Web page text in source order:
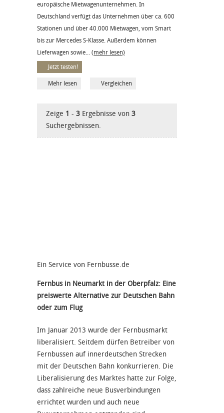
europäische Mietwagenunternehmen. In
Deutschland verfügt das Unternehmen über ca. 600
Stationen und über 40.000 Mietwagen, vom Smart
bis zur Mercedes S-Klasse. Außerdem können
Lieferwagen sowie... (mehr lesen)
Jetzt testen!
Mehr lesen Vergleichen
Zeige 1 - 3 Ergebnisse von 3
Suchergebnissen.
Ein Service von Fernbusse.de
Fernbus in Neumarkt in der Oberpfalz: Eine
preiswerte Alternative zur Deutschen Bahn
oder zum Flug
Im Januar 2013 wurde der Fernbusmarkt
liberalisiert. Seitdem dürfen Betreiber von
Fernbussen auf innerdeutschen Strecken
mit der Deutschen Bahn konkurrieren. Die
Liberalisierung des Marktes hatte zur Folge,
dass zahlreiche neue Busverbindungen
errichtet wurden und auch neue